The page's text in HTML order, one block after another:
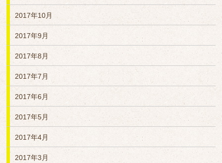
2017年10月
2017年9月
2017年8月
2017年7月
2017年6月
2017年5月
2017年4月
2017年3月